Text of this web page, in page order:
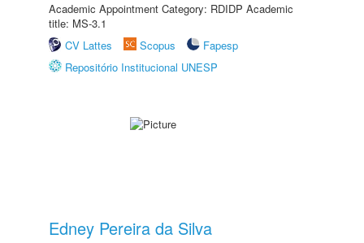
Academic Appointment Category: RDIDP Academic
title: MS-3.1
CV Lattes
Scopus
Fapesp
Repositório Institucional UNESP
Edney Pereira da Silva